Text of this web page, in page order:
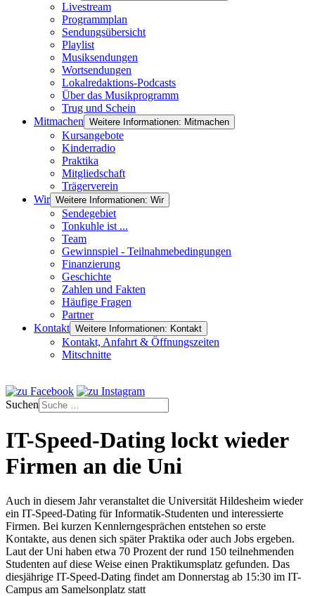
Livestream
Programmplan
Sendungsübersicht
Playlist
Musiksendungen
Wortsendungen
Lokalredaktions-Podcasts
Über das Musikprogramm
Trug und Schein
Mitmachen Weitere Informationen: Mitmachen
Kursangebote
Kinderradio
Praktika
Mitgliedschaft
Trägerverein
Wir Weitere Informationen: Wir
Sendegebiet
Tonkuhle ist ...
Team
Gewinnspiel - Teilnahmebedingungen
Finanzierung
Geschichte
Zahlen und Fakten
Häufige Fragen
Partner
Kontakt Weitere Informationen: Kontakt
Kontakt, Anfahrt & Öffnungszeiten
Mitschnitte
Suchen
IT-Speed-Dating lockt wieder
Firmen an die Uni
Auch in diesem Jahr veranstaltet die Universität Hildesheim wieder
ein IT-Speed-Dating für Informatik-Studenten und interessierte
Firmen. Bei kurzen Kennlerngesprächen entstehen so erste
Kontakte, aus denen sich später Praktika oder auch Jobs ergeben.
Laut der Uni haben etwa 70 Prozent der rund 150 teilnehmenden
Studenten auf diese Weise einen Praktikumsplatz gefunden. Das
diesjährige IT-Speed-Dating findet am Donnerstag ab 15:30 im IT-
Campus am Samelsonplatz statt